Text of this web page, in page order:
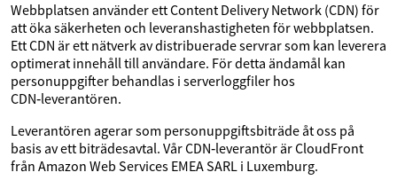
Webbplatsen använder ett Content Delivery Network (CDN) för
att öka säkerheten och leveranshastigheten för webbplatsen.
Ett CDN är ett nätverk av distribuerade servrar som kan leverera
optimerat innehåll till användare. För detta ändamål kan
personuppgifter behandlas i serverloggfiler hos
CDN‑leverantören.
Leverantören agerar som personuppgiftsbiträde åt oss på
basis av ett biträdesavtal. Vår CDN‑leverantör är CloudFront
från Amazon Web Services EMEA SARL i Luxemburg.